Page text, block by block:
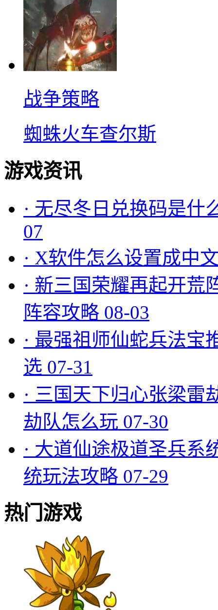
战争策略
蜘蛛火车查尔斯
游戏资讯
· 无尽冬日兑换码是什
07
· X软件怎么设置成中
· 新三国荣耀再起开荒
阵容攻略 08-03
· 最强祖师仙蛇兵法宝
选 07-31
· 三国天下归心张梁雷
劫队怎么玩 07-30
· 大道仙途极道圣兵系
统玩法攻略 07-29
热门游戏